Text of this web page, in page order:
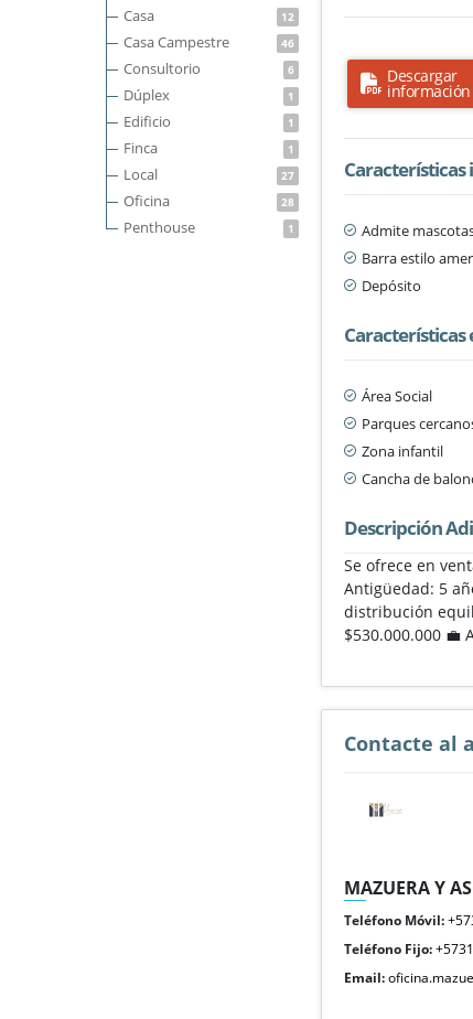
Casa 12
Casa Campestre 46
Consultorio 6
Dúplex 1
Edificio 1
Finca 1
Local 27
Oficina 28
Penthouse 1
Descargar
información
Características
Admite
Barra estilo
Depósito
Características
Área Social
Parques
Zona infantil
Cancha de
Descripción
Se ofrece en
Antigüedad: 5
distribución
$530.000.000 💼
Contacte al
MAZUERA Y
Teléfono Móvil:
Teléfono Fijo:
Email: